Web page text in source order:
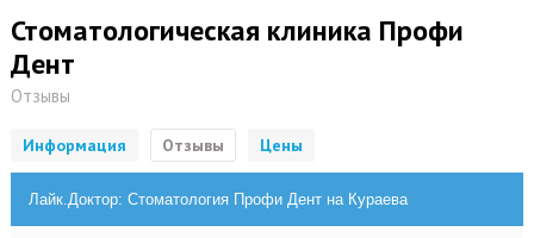
Стоматологическая клиника Профи
Дент
Отзывы
Информация Отзывы Цены